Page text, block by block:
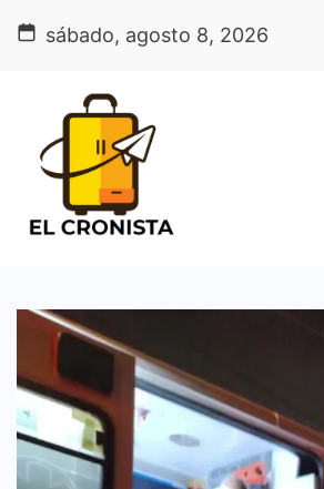
sábado, agosto 8, 2026